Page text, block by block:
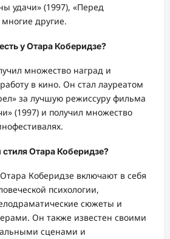
удачи» (1997), «Перед
другие.
у Отара Коберидзе?
множество наград и
в кино. Он стал лауреатом
за лучшую режиссуру фильма
(1997) и получил множество
Отара Коберидзе?
Коберидзе включают в себя
психологии,
сюжеты и
Он также известен своими
сценами и